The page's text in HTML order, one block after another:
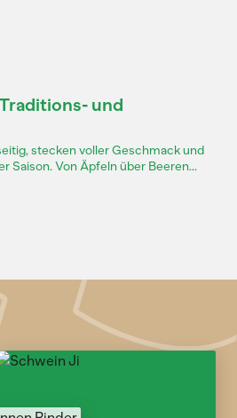
und
stecken voller Geschmack und
Saison. Von Äpfeln über Beeren...